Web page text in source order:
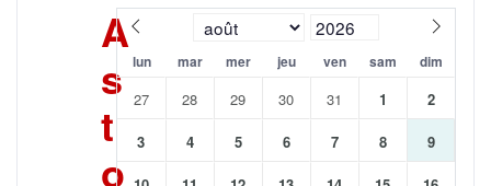
A
s
t
o
lun mar mer jeu ven sam dim
27 28 29 30 31 1 2
3 4 5 6 7 8 9